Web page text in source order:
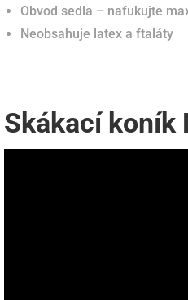
Obvod sedla – nafukujte
Neobsahuje latex a ftaláty
Skákací koník